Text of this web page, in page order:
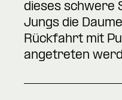
dieses schwere
Jungs die
Rückfahrt mit
angetreten